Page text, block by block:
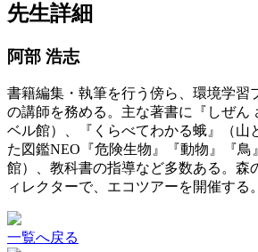
先生詳細
阿部 浩志
書籍編集・執筆を行う傍ら、環境学習
の講師を務める。主な著書に『しぜん
ベル館）、『くらべてわかる蛾』（山
た図鑑NEO『危険生物』『動物』『
館）、教科書の指導など多数ある。森
ィレクターで、エコツアーを開催する。
一覧へ戻る